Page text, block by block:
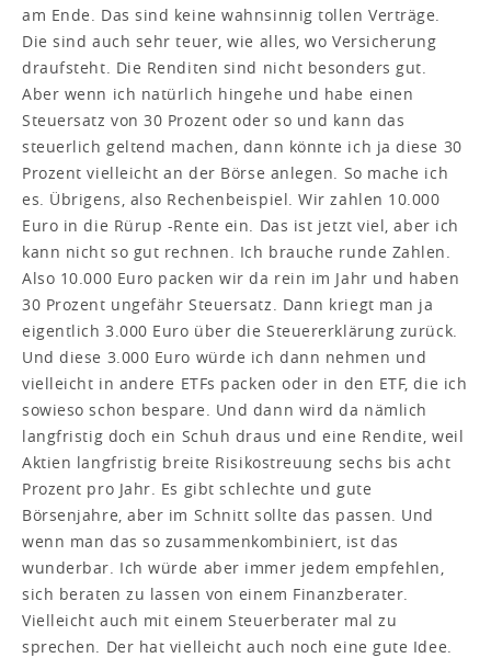
am Ende. Das sind keine wahnsinnig tollen Verträge.
Die sind auch sehr teuer, wie alles, wo Versicherung
draufsteht. Die Renditen sind nicht besonders gut.
Aber wenn ich natürlich hingehe und habe einen
Steuersatz von 30 Prozent oder so und kann das
steuerlich geltend machen, dann könnte ich ja diese 30
Prozent vielleicht an der Börse anlegen. So mache ich
es. Übrigens, also Rechenbeispiel. Wir zahlen 10.000
Euro in die Rürup -Rente ein. Das ist jetzt viel, aber ich
kann nicht so gut rechnen. Ich brauche runde Zahlen.
Also 10.000 Euro packen wir da rein im Jahr und haben
30 Prozent ungefähr Steuersatz. Dann kriegt man ja
eigentlich 3.000 Euro über die Steuererklärung zurück.
Und diese 3.000 Euro würde ich dann nehmen und
vielleicht in andere ETFs packen oder in den ETF, die ich
sowieso schon bespare. Und dann wird da nämlich
langfristig doch ein Schuh draus und eine Rendite, weil
Aktien langfristig breite Risikostreuung sechs bis acht
Prozent pro Jahr. Es gibt schlechte und gute
Börsenjahre, aber im Schnitt sollte das passen. Und
wenn man das so zusammenkombiniert, ist das
wunderbar. Ich würde aber immer jedem empfehlen,
sich beraten zu lassen von einem Finanzberater.
Vielleicht auch mit einem Steuerberater mal zu
sprechen. Der hat vielleicht auch noch eine gute Idee.